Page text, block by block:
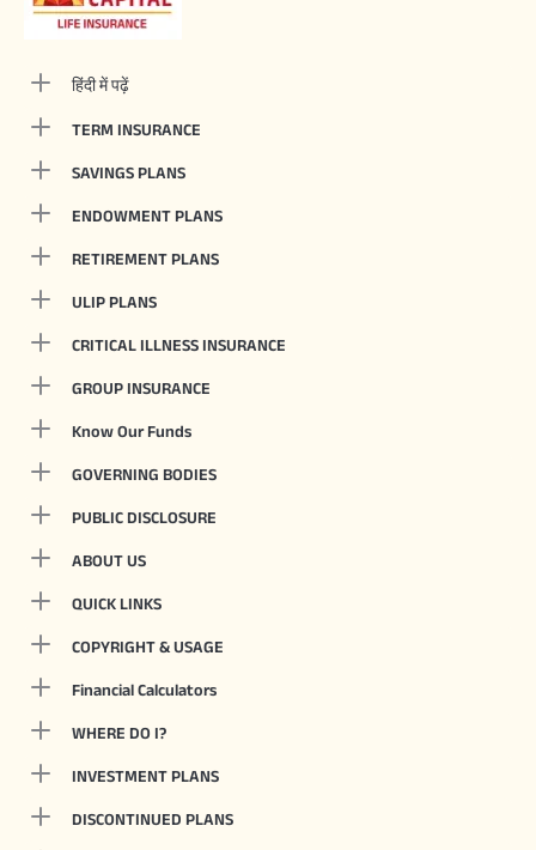
हिंदी में पढ़ें
TERM INSURANCE
SAVINGS PLANS
ENDOWMENT PLANS
RETIREMENT PLANS
ULIP PLANS
CRITICAL ILLNESS INSURANCE
GROUP INSURANCE
Know Our Funds
GOVERNING BODIES
PUBLIC DISCLOSURE
ABOUT US
QUICK LINKS
COPYRIGHT & USAGE
Financial Calculators
WHERE DO I?
INVESTMENT PLANS
DISCONTINUED PLANS